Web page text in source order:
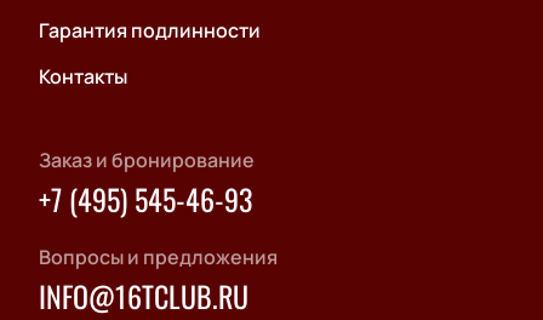
Гарантия подлинности
Контакты
Заказ и бронирование
+7 (495) 545-46-93
Вопросы и предложения
INFO@16TCLUB.RU